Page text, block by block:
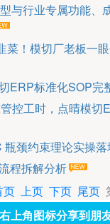
与行业专属功能、
菜！模切厂老板一
ERP标准化SOP完
控工时，点晴模切
瓶颈约束理论实操
程拆解分析
页 上页 下页 尾页
上角图标分享到朋